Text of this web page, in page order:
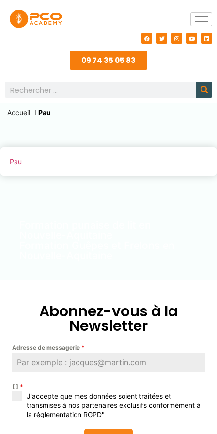
09 74 35 05 83
Accueil I Pau
Pau
Abonnez-vous à la
Newsletter
Adresse de messagerie *
[ ] *
J'accepte que mes données soient traitées et
transmises à nos partenaires exclusifs conformément à
la réglementation RGPD"